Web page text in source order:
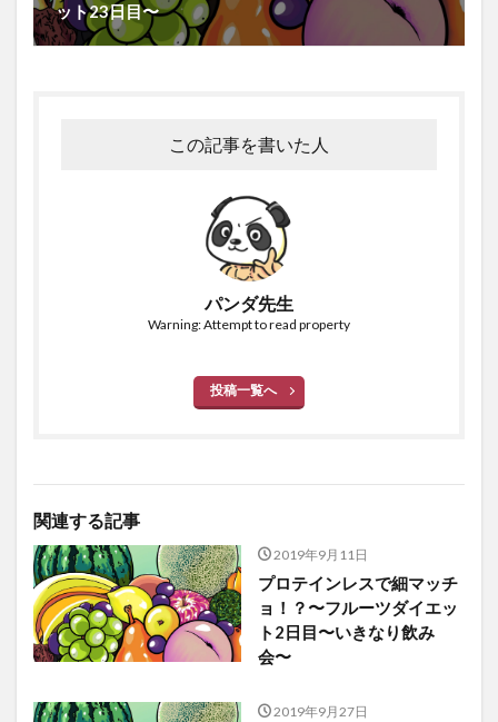
ット23日目〜
この記事を書いた人
パンダ先生
Warning: Attempt to read property
投稿一覧へ
関連する記事
2019年9月11日
プロテインレスで細マッチ
ョ！？〜フルーツダイエッ
ト2日目〜いきなり飲み
会〜
2019年9月27日